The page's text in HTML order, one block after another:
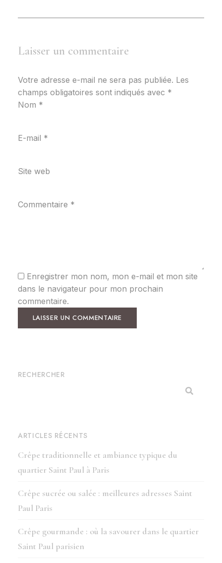
Laisser un commentaire
Votre adresse e-mail ne sera pas publiée. Les
champs obligatoires sont indiqués avec *
Nom *
E-mail *
Site web
Commentaire *
Enregistrer mon nom, mon e-mail et mon site
dans le navigateur pour mon prochain
commentaire.
RECHERCHER
ARTICLES RÉCENTS
Crêpe traditionnelle et ambiance typique du
quartier Saint Paul à Paris
Crêpe sucrée ou salée : meilleures adresses Saint
Paul Paris
Crêpe gourmande : où la savourer dans le quartier
Saint Paul parisien